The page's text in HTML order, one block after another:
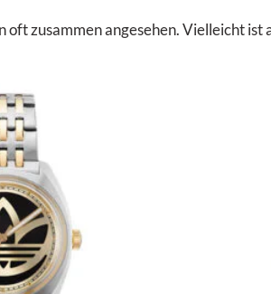
oft zusammen angesehen. Vielleicht ist